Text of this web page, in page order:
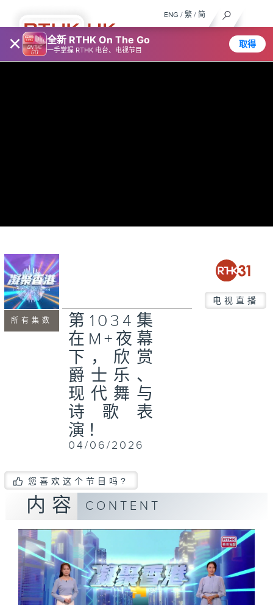
× 全新 RTHK On The Go
一手掌握 RTHK 电台、电视节目
取得
ENG / 繁 / 简
所有集数
电视直播
第1034集
在M+夜幕
下，欣赏
爵士乐、
现代舞与
诗歌表
演！
04/06/2026
您喜欢这个节目吗?
内容 CONTENT